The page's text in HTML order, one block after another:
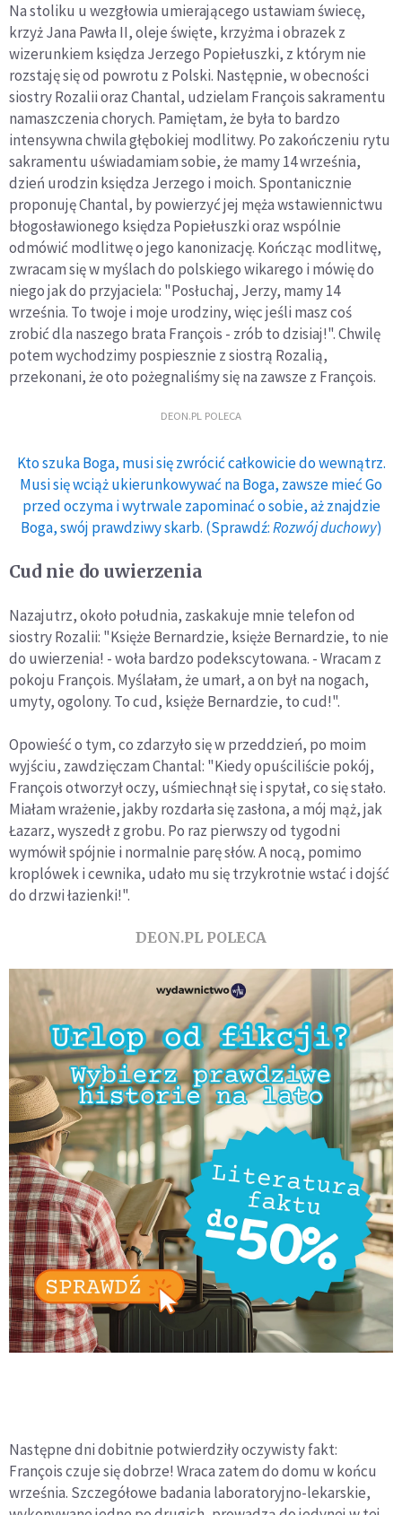
Na stoliku u wezgłowia umierającego ustawiam świecę,
krzyż Jana Pawła II, oleje święte, krzyżma i obrazek z
wizerunkiem księdza Jerzego Popiełuszki, z którym nie
rozstaję się od powrotu z Polski. Następnie, w obecności
siostry Rozalii oraz Chantal, udzielam François sakramentu
namaszczenia chorych. Pamiętam, że była to bardzo
intensywna chwila głębokiej modlitwy. Po zakończeniu rytu
sakramentu uświadamiam sobie, że mamy 14 września,
dzień urodzin księdza Jerzego i moich. Spontanicznie
proponuję Chantal, by powierzyć jej męża wstawiennictwu
błogosławionego księdza Popiełuszki oraz wspólnie
odmówić modlitwę o jego kanonizację. Kończąc modlitwę,
zwracam się w myślach do polskiego wikarego i mówię do
niego jak do przyjaciela: "Posłuchaj, Jerzy, mamy 14
września. To twoje i moje urodziny, więc jeśli masz coś
zrobić dla naszego brata François - zrób to dzisiaj!". Chwilę
potem wychodzimy pospiesznie z siostrą Rozalią,
przekonani, że oto pożegnaliśmy się na zawsze z François.
DEON.PL POLECA
Kto szuka Boga, musi się zwrócić całkowicie do wewnątrz.
Musi się wciąż ukierunkowywać na Boga, zawsze mieć Go
przed oczyma i wytrwale zapominać o sobie, aż znajdzie
Boga, swój prawdziwy skarb. (Sprawdź:Rozwój duchowy)
Cud nie do uwierzenia
Nazajutrz, około południa, zaskakuje mnie telefon od
siostry Rozalii: "Księże Bernardzie, księże Bernardzie, to nie
do uwierzenia! - woła bardzo podekscytowana. - Wracam z
pokoju François. Myślałam, że umarł, a on był na nogach,
umyty, ogolony. To cud, księże Bernardzie, to cud!".
Opowieść o tym, co zdarzyło się w przeddzień, po moim
wyjściu, zawdzięczam Chantal: "Kiedy opuściliście pokój,
François otworzył oczy, uśmiechnął się i spytał, co się stało.
Miałam wrażenie, jakby rozdarła się zasłona, a mój mąż, jak
Łazarz, wyszedł z grobu. Po raz pierwszy od tygodni
wymówił spójnie i normalnie parę słów. A nocą, pomimo
kroplówek i cewnika, udało mu się trzykrotnie wstać i dojść
do drzwi łazienki!".
DEON.PL POLECA
Następne dni dobitnie potwierdziły oczywisty fakt:
François czuje się dobrze! Wraca zatem do domu w końcu
września. Szczegółowe badania laboratoryjno-lekarskie,